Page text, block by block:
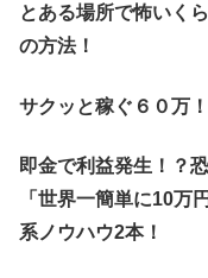
とある場所で怖いく
の方法！
サクッと稼ぐ６０万
即金で利益発生！？
「世界一簡単に10万
系ノウハウ2本！